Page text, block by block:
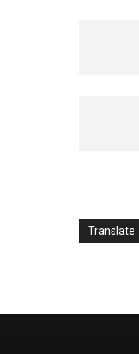
Translate